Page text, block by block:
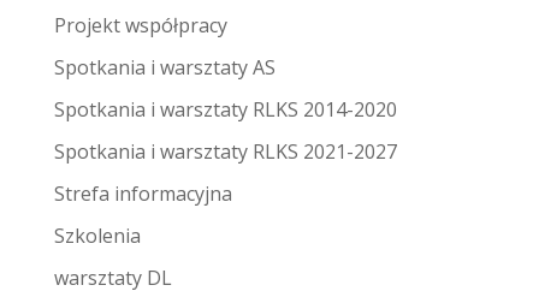
Projekt współpracy
Spotkania i warsztaty AS
Spotkania i warsztaty RLKS 2014-2020
Spotkania i warsztaty RLKS 2021-2027
Strefa informacyjna
Szkolenia
warsztaty DL